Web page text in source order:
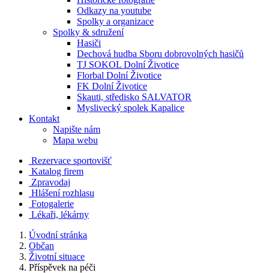
Odkazy na youtube
Spolky a organizace
Spolky & sdružení
Hasiči
Dechová hudba Sboru dobrovolných hasičů
TJ SOKOL Dolní Životice
Florbal Dolní Životice
FK Dolní Životice
Skauti, středisko SALVATOR
Myslivecký spolek Kapalice
Kontakt
Napište nám
Mapa webu
Rezervace sportovišť
Katalog firem
Zpravodaj
Hlášení rozhlasu
Fotogalerie
Lékaři, lékárny
Úvodní stránka
Občan
Životní situace
Příspěvek na péči